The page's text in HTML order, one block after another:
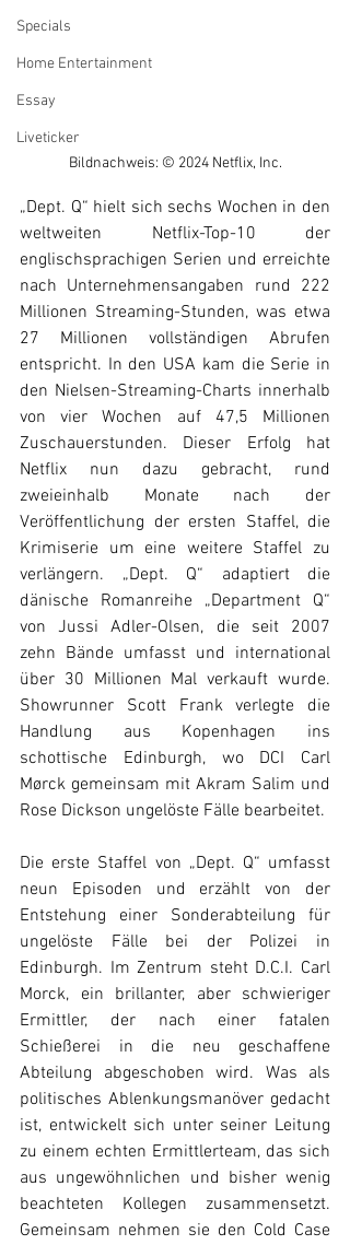
Specials
Home Entertainment
Essay
Liveticker
Bildnachweis: © 2024 Netflix, Inc.
„Dept. Q“ hielt sich sechs Wochen in den
weltweiten Netflix-Top-10 der
englischsprachigen Serien und erreichte
nach Unternehmensangaben rund 222
Millionen Streaming-Stunden, was etwa
27 Millionen vollständigen Abrufen
entspricht. In den USA kam die Serie in
den Nielsen-Streaming-Charts innerhalb
von vier Wochen auf 47,5 Millionen
Zuschauerstunden. Dieser Erfolg hat
Netflix nun dazu gebracht, rund
zweieinhalb Monate nach der
Veröffentlichung der ersten Staffel, die
Krimiserie um eine weitere Staffel zu
verlängern. „Dept. Q“ adaptiert die
dänische Romanreihe „Department Q“
von Jussi Adler-Olsen, die seit 2007
zehn Bände umfasst und international
über 30 Millionen Mal verkauft wurde.
Showrunner Scott Frank verlegte die
Handlung aus Kopenhagen ins
schottische Edinburgh, wo DCI Carl
Mørck gemeinsam mit Akram Salim und
Rose Dickson ungelöste Fälle bearbeitet.
Die erste Staffel von „Dept. Q“ umfasst
neun Episoden und erzählt von der
Entstehung einer Sonderabteilung für
ungelöste Fälle bei der Polizei in
Edinburgh. Im Zentrum steht D.C.I. Carl
Morck, ein brillanter, aber schwieriger
Ermittler, der nach einer fatalen
Schießerei in die neu geschaffene
Abteilung abgeschoben wird. Was als
politisches Ablenkungsmanöver gedacht
ist, entwickelt sich unter seiner Leitung
zu einem echten Ermittlerteam, das sich
aus ungewöhnlichen und bisher wenig
beachteten Kollegen zusammensetzt.
Gemeinsam nehmen sie den Cold Case